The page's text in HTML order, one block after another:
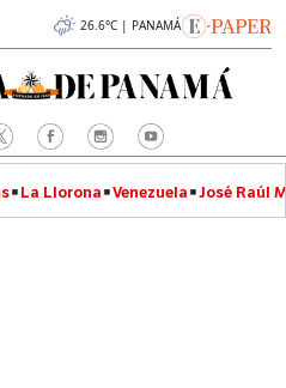
26.6°C | PANAMÁ
La Llorona Venezuela José Raúl